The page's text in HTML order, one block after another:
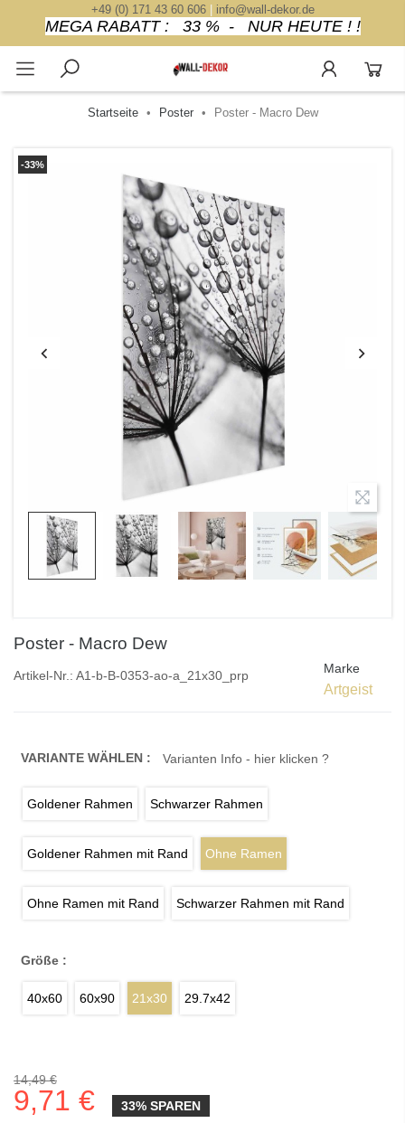
+49 (0) 171 43 60 606| info@wall-dekor.de
MEGA RABATT : 33 % - NUR HEUTE ! !
Startseite Poster Poster - Macro Dew
-33%
Poster - Macro Dew
Artikel-Nr.: A1-b-B-0353-ao-a_21x30_prp Marke
Artgeist
VARIANTE WÄHLEN : Varianten Info - hier klicken ?
Goldener Rahmen Schwarzer Rahmen
Goldener Rahmen mit Rand Ohne Ramen
Ohne Ramen mit Rand Schwarzer Rahmen mit Rand
Größe :
40x60 60x90 21x30 29.7x42
14,49 €
9,71 € 33% SPAREN